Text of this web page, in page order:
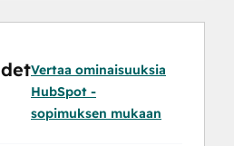
vaihtamista - Vastaa
kontaktin ja
täydellisesti synkassa.
analytiikka
Vertaa ominaisuuksia
HubSpot -
sopimuksen mukaan